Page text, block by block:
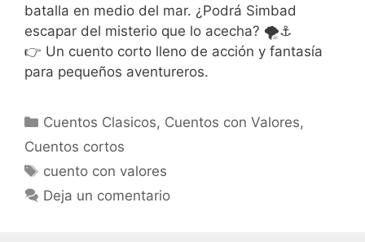
batalla en medio del mar. ¿Podrá Simbad
escapar del misterio que lo acecha? 🌪️⚓
👉 Un cuento corto lleno de acción y fantasía
para pequeños aventureros.
Categorías
Cuentos Clasicos, Cuentos con Valores,
Cuentos cortos
Etiquetas
cuento con valores
Deja un comentario